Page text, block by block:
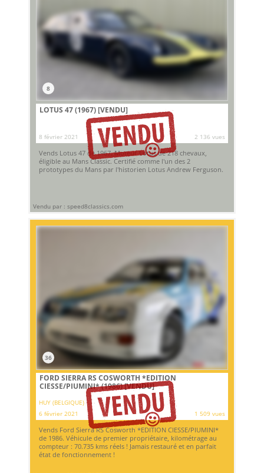
8
LOTUS 47 (1967)[VENDU]
8 février 2021 2 136 vues
Vends Lotus 47 de 1967. Moteur Lotus de 218 chevaux,
éligible au Mans Classic. Certifié comme l'un des 2
prototypes du Mans par l'historien Lotus Andrew Ferguson.
Vendu par : speed8classics.com
36
FORD SIERRA RS COSWORTH *EDITION
CIESSE/PIUMINI* (1986)[VENDU]
HUY (BELGIQUE)
6 février 2021
1 509 vues
Vends Ford Sierra RS Cosworth *EDITION CIESSE/PIUMINI*
de 1986. Véhicule de premier propriétaire, kilométrage au
compteur : 70.735 kms réels ! Jamais restauré et en parfait
état de fonctionnement !